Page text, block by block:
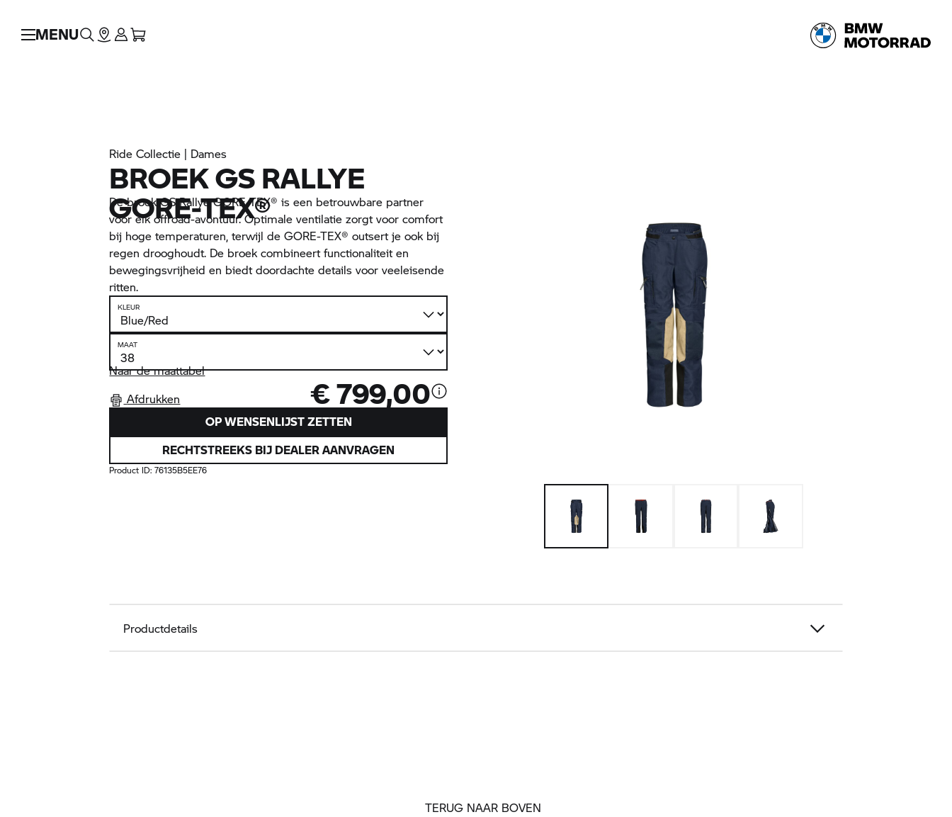
MENU
Ride Collectie | Dames
BROEK GS RALLYE
GORE-TEX®
De broek GS Rallye GORE-TEX® is een betrouwbare partner
voor elk offroad-avontuur. Optimale ventilatie zorgt voor comfort
bij hoge temperaturen, terwijl de GORE-TEX® outsert je ook bij
regen drooghoudt. De broek combineert functionaliteit en
bewegingsvrijheid en biedt doordachte details voor veeleisende
ritten.
KLEUR
MAAT
Naar de maattabel
Afdrukken
€ 799,00
OP WENSENLIJST ZETTEN
RECHTSTREEKS BIJ DEALER AANVRAGEN
Product ID:76135B5EE76
Productdetails
TERUG NAAR BOVEN